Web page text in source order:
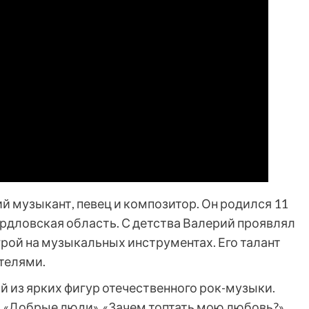
музыкант, певец и композитор. Он родился 11
область. С детства Валерий проявлял
на музыкальных инструментах. Его талант
из ярких фигур отечественного рок-музыки.